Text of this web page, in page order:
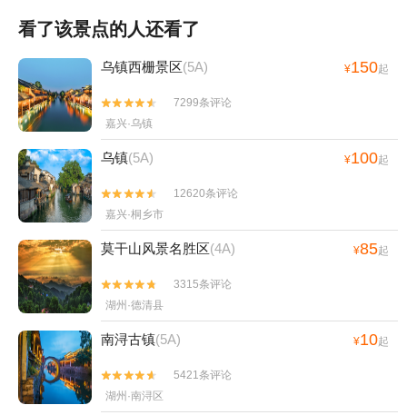
看了该景点的人还看了
乌镇西栅景区(5A) ¥150起


7299条评论
嘉兴·乌镇
乌镇(5A) ¥100起


12620条评论
嘉兴·桐乡市
莫干山风景名胜区(4A) ¥85起


3315条评论
湖州·德清县
南浔古镇(5A) ¥10起


5421条评论
湖州·南浔区